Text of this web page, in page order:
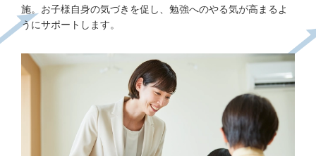
施。お子様自身の気づきを促し、勉強へのやる気が高まるよ
うにサポートします。